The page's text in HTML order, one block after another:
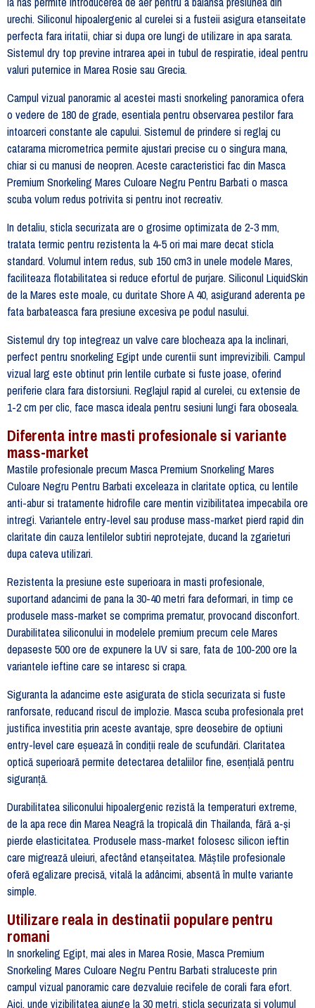
urechi. Siliconul hipoalergenic al curelei si a fusteii asigura etanseitate
perfecta fara iritatii, chiar si dupa ore lungi de utilizare in apa sarata.
Sistemul dry top previne intrarea apei in tubul de respiratie, ideal pentru
valuri puternice in Marea Rosie sau Grecia.
Campul vizual panoramic al acestei masti snorkeling panoramica ofera
o vedere de 180 de grade, esentiala pentru observarea pestilor fara
intoarceri constante ale capului. Sistemul de prindere si reglaj cu
catarama micrometrica permite ajustari precise cu o singura mana,
chiar si cu manusi de neopren. Aceste caracteristici fac din Masca
Premium Snorkeling Mares Culoare Negru Pentru Barbati o masca
scuba volum redus potrivita si pentru inot recreativ.
In detaliu, sticla securizata are o grosime optimizata de 2-3 mm,
tratata termic pentru rezistenta la 4-5 ori mai mare decat sticla
standard. Volumul intern redus, sub 150 cm3 in unele modele Mares,
faciliteaza flotabilitatea si reduce efortul de purjare. Siliconul LiquidSkin
de la Mares este moale, cu duritate Shore A 40, asigurand aderenta pe
fata barbateasca fara presiune excesiva pe podul nasului.
Sistemul dry top integreaz un valve care blocheaza apa la inclinari,
perfect pentru snorkeling Egipt unde curentii sunt imprevizibili. Campul
vizual larg este obtinut prin lentile curbate si fuste joase, oferind
periferie clara fara distorsiuni. Reglajul rapid al curelei, cu extensie de
1-2 cm per clic, face masca ideala pentru sesiuni lungi fara oboseala.
Diferenta intre masti profesionale si variante
mass-market
Mastile profesionale precum Masca Premium Snorkeling Mares
Culoare Negru Pentru Barbati exceleaza in claritate optica, cu lentile
anti-abur si tratamente hidrofile care mentin vizibilitatea impecabila ore
intregi. Variantele entry-level sau produse mass-market pierd rapid din
claritate din cauza lentilelor subtiri neprotejate, ducand la zgarieturi
dupa cateva utilizari.
Rezistenta la presiune este superioara in masti profesionale,
suportand adancimi de pana la 30-40 metri fara deformari, in timp ce
produsele mass-market se comprima prematur, provocand disconfort.
Durabilitatea siliconului in modelele premium precum cele Mares
depaseste 500 ore de expunere la UV si sare, fata de 100-200 ore la
variantele ieftine care se intaresc si crapa.
Siguranta la adancime este asigurata de sticla securizata si fuste
ranforsate, reducand riscul de implozie. Masca scuba profesionala pret
justifica investitia prin aceste avantaje, spre deosebire de optiuni
entry-level care eșuează în condiții reale de scufundări. Claritatea
optică superioară permite detectarea detaliilor fine, esențială pentru
siguranță.
Durabilitatea siliconului hipoalergenic rezistă la temperaturi extreme,
de la apa rece din Marea Neagră la tropicală din Thailanda, fără a-și
pierde elasticitatea. Produsele mass-market folosesc silicon ieftin
care migrează uleiuri, afectând etanșeitatea. Măștile profesionale
oferă egalizare precisă, vitală la adâncimi, absentă în multe variante
simple.
Utilizare reala in destinatii populare pentru
romani
In snorkeling Egipt, mai ales in Marea Rosie, Masca Premium
Snorkeling Mares Culoare Negru Pentru Barbati straluceste prin
campul vizual panoramic care dezvaluie recifele de corali fara efort.
Aici, unde vizibilitatea ajunge la 30 metri, sticla securizata si volumul